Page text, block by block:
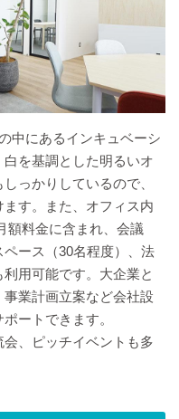
中にあるインキュベーシ
を基調とした明るいオ
っかりしているので、
す。また、オフィス内
額料金に含まれ、会議
ース（30名程度）、法
用可能です。大企業と
業計画立案など会社設
ートできます。
、ピッチイベントも多